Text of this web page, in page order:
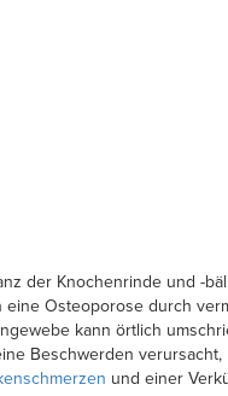
der Knochenrinde und -
Osteoporose durch
kann örtlich
Beschwerden
und einer